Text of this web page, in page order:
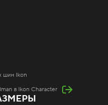
шин Ikon
в Ikon Character